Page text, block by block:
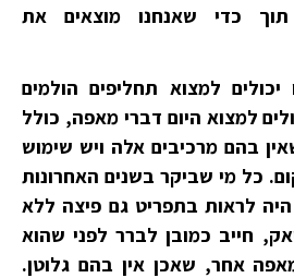
כדי שאנחנו מוצאים את
למצוא תחליפים הולמים
למצוא היום דברי מאפה, כולל
בהם מרכיבים אלה ויש שימוש
כל מי שביקר בשנים האחרונות
לראות בתפריט גם פיצה ללא
חייב כמובן לברר לפני שהוא
אחר, שאכן אין בהם גלוטן.